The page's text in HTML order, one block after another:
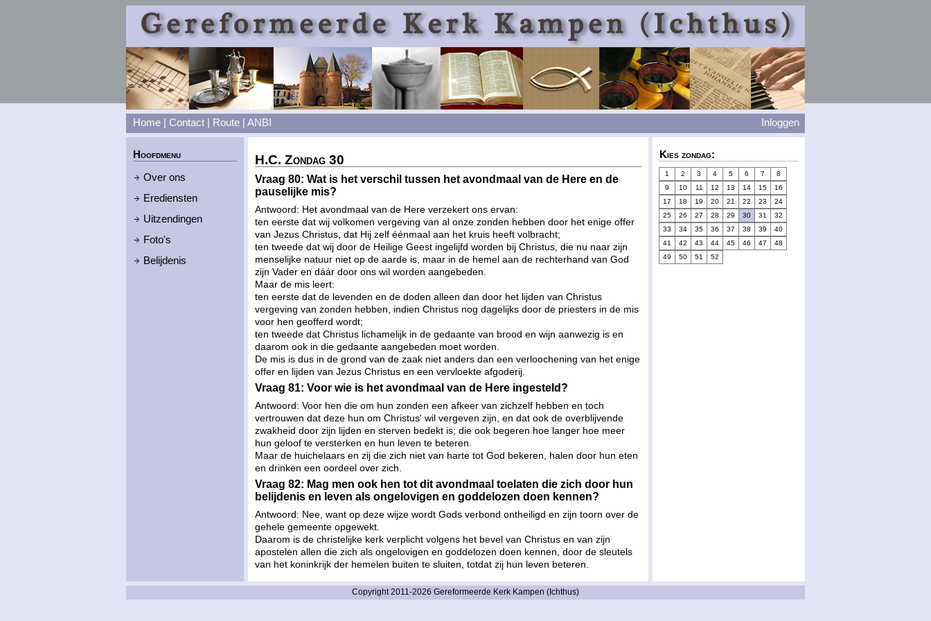
Home | Contact | Route | ANBI Inloggen
Hoofdmenu
Over ons
Erediensten
Uitzendingen
Foto's
Belijdenis
H.C. Zondag 30
Vraag 80: Wat is het verschil tussen het avondmaal van de Here en de
pauselijke mis?
Antwoord: Het avondmaal van de Here verzekert ons ervan:
ten eerste dat wij volkomen vergeving van al onze zonden hebben door het enige offer
van Jezus Christus, dat Hij zelf éénmaal aan het kruis heeft volbracht;
ten tweede dat wij door de Heilige Geest ingelijfd worden bij Christus, die nu naar zijn
menselijke natuur niet op de aarde is, maar in de hemel aan de rechterhand van God
zijn Vader en dáár door ons wil worden aangebeden.
Maar de mis leert:
ten eerste dat de levenden en de doden alleen dan door het lijden van Christus
vergeving van zonden hebben, indien Christus nog dagelijks door de priesters in de mis
voor hen geofferd wordt;
ten tweede dat Christus lichamelijk in de gedaante van brood en wijn aanwezig is en
daarom ook in die gedaante aangebeden moet worden.
De mis is dus in de grond van de zaak niet anders dan een verloochening van het enige
offer en lijden van Jezus Christus en een vervloekte afgoderij.
Vraag 81: Voor wie is het avondmaal van de Here ingesteld?
Antwoord: Voor hen die om hun zonden een afkeer van zichzelf hebben en toch
vertrouwen dat deze hun om Christus' wil vergeven zijn, en dat ook de overblijvende
zwakheid door zijn lijden en sterven bedekt is; die ook begeren hoe langer hoe meer
hun geloof te versterken en hun leven te beteren.
Maar de huichelaars en zij die zich niet van harte tot God bekeren, halen door hun eten
en drinken een oordeel over zich.
Vraag 82: Mag men ook hen tot dit avondmaal toelaten die zich door hun
belijdenis en leven als ongelovigen en goddelozen doen kennen?
Antwoord: Nee, want op deze wijze wordt Gods verbond ontheiligd en zijn toorn over de
gehele gemeente opgewekt.
Daarom is de christelijke kerk verplicht volgens het bevel van Christus en van zijn
apostelen allen die zich als ongelovigen en goddelozen doen kennen, door de sleutels
van het koninkrijk der hemelen buiten te sluiten, totdat zij hun leven beteren.
Kies zondag:
1 2 3 4 5 6 7
8
9
10 11 12 13 14 15
16
17
18 19 20 21 22 23
24
25
26 27 28 29 30 31
32
33
34 35 36 37 38 39
40
41
42 43 44 45 46 47
48
49
50 51 52
Copyright 2011-2026 Gereformeerde Kerk Kampen (Ichthus)